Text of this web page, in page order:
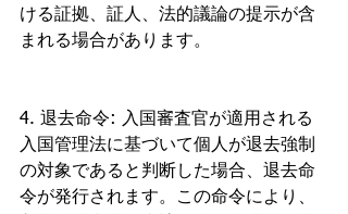
ける証拠、証人、法的議論の提示が含
まれる場合があります。
4. 退去命令: 入国審査官が適用される
入国管理法に基づいて個人が退去強制
の対象であると判断した場合、退去命
令が発行されます。この命令により、